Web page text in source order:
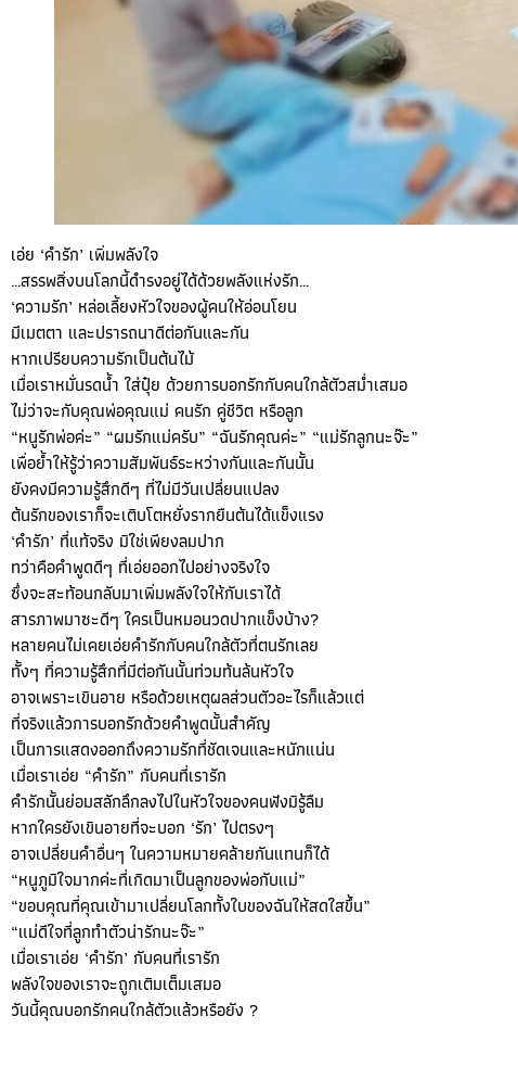
เอ่ย ‘คำรัก’ เพิ่มพลังใจ
…สรรพสิ่งบนโลกนี้ดำรงอยู่ได้ด้วยพลังแห่งรัก…
‘ความรัก’ หล่อเลี้ยงหัวใจของผู้คนให้อ่อนโยน
มีเมตตา และปรารถนาดีต่อกันและกัน
หากเปรียบความรักเป็นต้นไม้
เมื่อเราหมั่นรดน้ำ ใส่ปุ๋ย ด้วยการบอกรักกับคนใกล้ตัวสม่ำเสมอ
ไม่ว่าจะกับคุณพ่อคุณแม่ คนรัก คู่ชีวิต หรือลูก
“หนูรักพ่อค่ะ” “ผมรักแม่ครับ” “ฉันรักคุณค่ะ” “แม่รักลูกนะจ๊ะ”
เพื่อย้ำให้รู้ว่าความสัมพันธ์ระหว่างกันและกันนั้น
ยังคงมีความรู้สึกดีๆ ที่ไม่มีวันเปลี่ยนแปลง
ต้นรักของเราก็จะเติบโตหยั่งรากยืนต้นได้แข็งแรง
‘คำรัก’ ที่แท้จริง มิใช่เพียงลมปาก
ทว่าคือคำพูดดีๆ ที่เอ่ยออกไปอย่างจริงใจ
ซึ่งจะสะท้อนกลับมาเพิ่มพลังใจให้กับเราได้
สารภาพมาซะดีๆ ใครเป็นหมอนวดปากแข็งบ้าง?
หลายคนไม่เคยเอ่ยคำรักกับคนใกล้ตัวที่ตนรักเลย
ทั้งๆ ที่ความรู้สึกที่มีต่อกันนั้นท่วมท้นล้นหัวใจ
อาจเพราะเขินอาย หรือด้วยเหตุผลส่วนตัวอะไรก็แล้วแต่
ที่จริงแล้วการบอกรักด้วยคำพูดนั้นสำคัญ
เป็นการแสดงออกถึงความรักที่ชัดเจนและหนักแน่น
เมื่อเราเอ่ย “คำรัก” กับคนที่เรารัก
คำรักนั้นย่อมสลักลึกลงไปในหัวใจของคนฟังมิรู้ลืม
หากใครยังเขินอายที่จะบอก ‘รัก’ ไปตรงๆ
อาจเปลี่ยนคำอื่นๆ ในความหมายคล้ายกันแทนก็ได้
“หนูภูมิใจมากค่ะที่เกิดมาเป็นลูกของพ่อกับแม่”
“ขอบคุณที่คุณเข้ามาเปลี่ยนโลกทั้งใบของฉันให้สดใสขึ้น”
“แม่ดีใจที่ลูกทำตัวน่ารักนะจ๊ะ”
เมื่อเราเอ่ย ‘คำรัก’ กับคนที่เรารัก
พลังใจของเราจะถูกเติมเต็มเสมอ
วันนี้คุณบอกรักคนใกล้ตัวแล้วหรือยัง ?